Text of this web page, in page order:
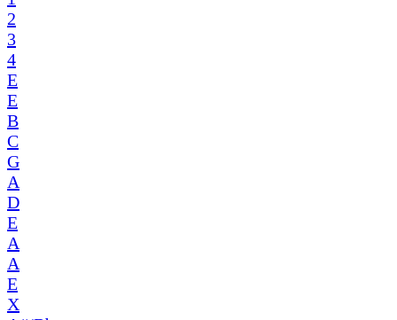
2
3
4
E
E
B
C
G
A
D
E
A
A
E
X